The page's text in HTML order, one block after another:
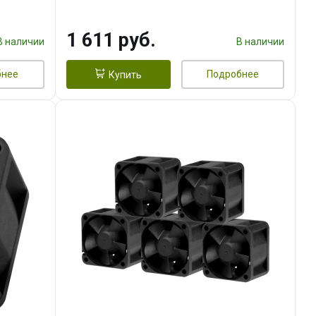
наличии 1 611 руб. В наличии
Купить Подробнее